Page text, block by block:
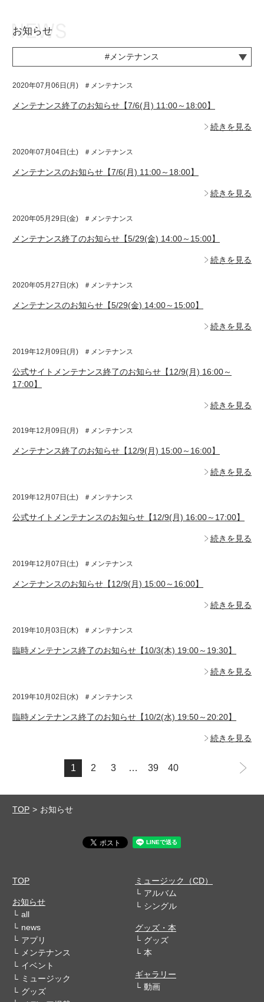
アイ★チュウとは
ユニット&キャラクター
お知らせ
アイ★チュウとは
お知らせ
#メンテナンス
2020年07月06日(月) ＃メンテナンス
メンテナンス終了のお知らせ【7/6(月) 11:00～18:00】
続きを見る
2020年07月04日(土) ＃メンテナンス
メンテナンスのお知らせ【7/6(月) 11:00～18:00】
続きを見る
2020年05月29日(金) ＃メンテナンス
メンテナンス終了のお知らせ【5/29(金) 14:00～15:00】
続きを見る
2020年05月27日(水) ＃メンテナンス
メンテナンスのお知らせ【5/29(金) 14:00～15:00】
続きを見る
2019年12月09日(月) ＃メンテナンス
公式サイトメンテナンス終了のお知らせ【12/9(月) 16:00～
17:00】
続きを見る
2019年12月09日(月) ＃メンテナンス
メンテナンス終了のお知らせ【12/9(月) 15:00～16:00】
続きを見る
2019年12月07日(土) ＃メンテナンス
公式サイトメンテナンスのお知らせ【12/9(月) 16:00～17:00】
続きを見る
2019年12月07日(土) ＃メンテナンス
メンテナンスのお知らせ【12/9(月) 15:00～16:00】
続きを見る
2019年10月03日(木) ＃メンテナンス
臨時メンテナンス終了のお知らせ【10/3(木) 19:00～19:30】
続きを見る
2019年10月02日(水) ＃メンテナンス
臨時メンテナンス終了のお知らせ【10/2(水) 19:50～20:20】
続きを見る
1 2 3 … 39 40
TOP お知らせ
TOP
お知らせ
all
news
アプリ
メンテナンス
イベント
ミュージック
グッズ
ミュージック（CD）
アルバム
シングル
グッズ・本
グッズ
本
ギャラリー
動画